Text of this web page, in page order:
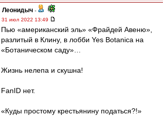
Леонидыч -
31 июл 2022 13:49
Пью «американский эль» «Фрайдей Авеню»,
разлитый в Клину, в лобби Yes Botanica на
«Ботаническом саду»…
Жизнь нелепа и скушна!
FanID нет.
«Куды простому крестьянину податься?!»